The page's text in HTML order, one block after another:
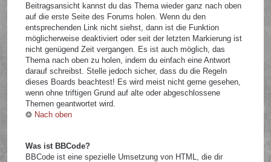
Beitragsansicht kannst du das Thema wieder ganz nach oben
auf die erste Seite des Forums holen. Wenn du den
entsprechenden Link nicht siehst, dann ist die Funktion
möglicherweise deaktiviert oder seit der letzten Markierung ist
nicht genügend Zeit vergangen. Es ist auch möglich, das
Thema nach oben zu holen, indem du einfach eine Antwort
darauf schreibst. Stelle jedoch sicher, dass du die Regeln
dieses Boards beachtest! Es wird meist nicht gerne gesehen,
wenn ohne triftigen Grund auf alte oder abgeschlossene
Themen geantwortet wird.
Nach oben
Was ist BBCode?
BBCode ist eine spezielle Umsetzung von HTML, die dir